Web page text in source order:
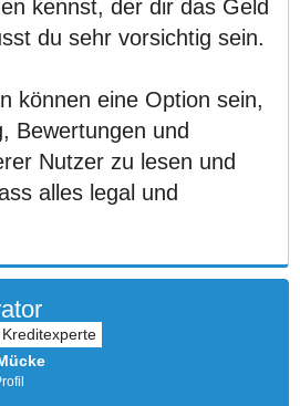
kennst, der dir das Geld
du sehr vorsichtig sein.
können eine Option sein,
Bewertungen und
Nutzer zu lesen und
alles legal und